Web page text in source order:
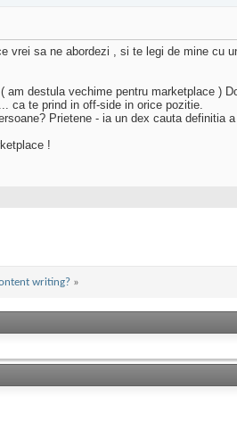
sa ne abordezi , si te legi de mine cu
destula vechime pentru marketplace )
ca te prind in off-side in orice pozitie.
Prietene - ia un dex cauta definitia
!
writing? »